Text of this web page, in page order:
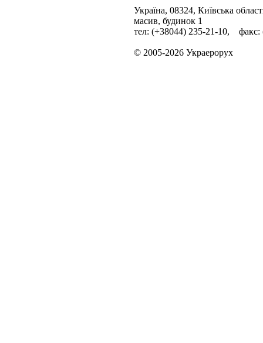
Україна, 08324, Київська
масив, будинок 1
тел: (+38044) 235-21-10, факс:
© 2005-2026 Украерорух